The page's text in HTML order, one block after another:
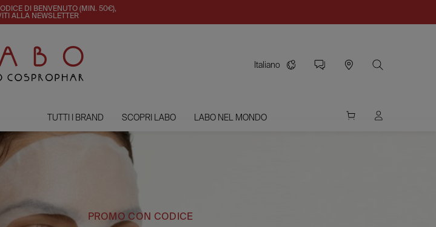
DI BENVENUTO (MIN. 50€),
ALLA NEWSLETTER
Italiano
TUTTI I BRAND SCOPRI LABO LABO NEL MONDO
PROMO CON CODICE